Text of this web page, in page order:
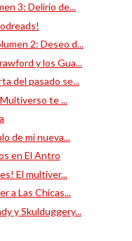
3: Delirio de...
2: Deseo d...
y los Gua...
del pasado se...
te ...
de mi nueva...
en El Antro
El multiver...
a Las Chicas...
y Skulduggery...